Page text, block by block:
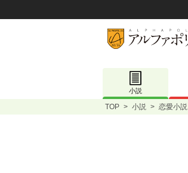
小説
TOP > 小説 > 恋愛小説